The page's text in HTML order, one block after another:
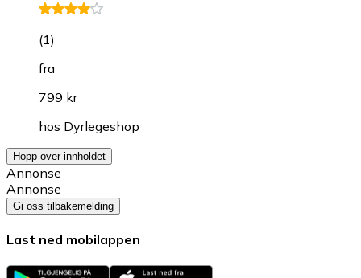
(1)
fra
799 kr
hos Dyrlegeshop
Hopp over innholdet
Annonse
Annonse
Gi oss tilbakemelding
Last ned mobilappen